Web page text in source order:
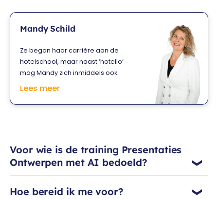
Mandy Schild
Ze begon haar carrière aan de
hotelschool, maar naast ‘hotello’
mag Mandy zich inmiddels ook
marketeer, ondernemer en visualiser
impactvoller maken. Daarom richtte
en sprekers terechtkunnen voor
aantrekkelijke, innovatieve en
effectieve presentaties. Mandy
haar training ga je niet met lege
Lees meer
Voor wie is de training Presentaties
Ontwerpen met AI bedoeld?
Hoe bereid ik me voor?